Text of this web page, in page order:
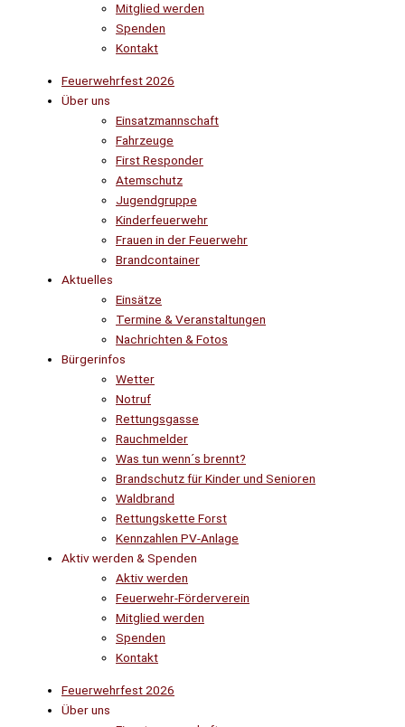
Mitglied werden
Spenden
Kontakt
Feuerwehrfest 2026
Über uns
Einsatzmannschaft
Fahrzeuge
First Responder
Atemschutz
Jugendgruppe
Kinderfeuerwehr
Frauen in der Feuerwehr
Brandcontainer
Aktuelles
Einsätze
Termine & Veranstaltungen
Nachrichten & Fotos
Bürgerinfos
Wetter
Notruf
Rettungsgasse
Rauchmelder
Was tun wenn´s brennt?
Brandschutz für Kinder und Senioren
Waldbrand
Rettungskette Forst
Kennzahlen PV-Anlage
Aktiv werden & Spenden
Aktiv werden
Feuerwehr-Förderverein
Mitglied werden
Spenden
Kontakt
Feuerwehrfest 2026
Über uns